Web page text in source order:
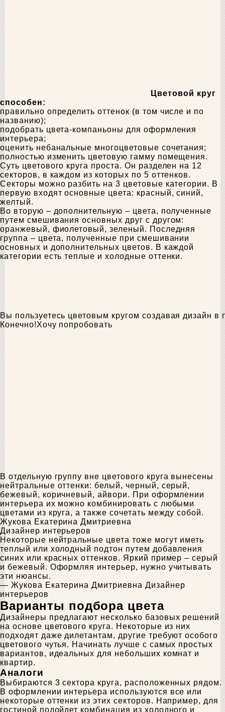
Цветовой круг
способен:
правильно определить оттенок (в том числе и по
названию);
подобрать цвета-компаньоны для оформления
интерьера;
оценить небанальные многоцветовые сочетания;
полностью изменить цветовую гамму помещения.
Суть цветового круга проста. Он разделен на 12
секторов, в каждом из которых по 5 оттенков.
Секторы можно разбить на 3 цветовые категории. В
первую входят основные цвета: красный, синий,
желтый.
Во вторую – дополнительную – цвета, полученные
путем смешивания основных друг с другом:
оранжевый, фиолетовый, зеленый. Последняя
группа – цвета, полученные при смешивании
основных и дополнительных цветов. В каждой
категории есть теплые и холодные оттенки.
Вы пользуетесь цветовым кругом создавая дизайн
Конечно!Хочу попробовать
В отдельную группу вне цветового круга вынесены
нейтральные оттенки: белый, черный, серый,
бежевый, коричневый, айвори. При оформлении
интерьера их можно комбинировать с любыми
цветами из круга, а также сочетать между собой.
Жукова Екатерина Дмитриевна
Дизайнер интерьеров
Некоторые нейтральные цвета тоже могут иметь
теплый или холодный подтон путем добавления
синих или красных оттенков. Яркий пример – серый
и бежевый. Оформляя интерьер, нужно учитывать
эти нюансы.
— Жукова Екатерина Дмитриевна Дизайнер
интерьеров
Варианты подбора цвета
Дизайнеры предлагают несколько базовых решений
на основе цветового круга. Некоторые из них
подходят даже дилетантам, другие требуют особого
цветового чутья. Начинать лучше с самых простых
вариантов, идеальных для небольших комнат и
квартир.
Аналоги
Выбираются 3 сектора круга, расположенных рядом.
В оформлении интерьера используются все или
некоторые оттенки из этих секторов. Например, для
гостиной подойдет комбинация из холодного и